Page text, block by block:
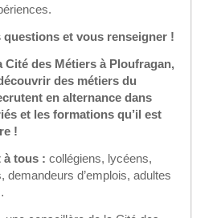
questions et vous renseigner !
Cité des Métiers à Ploufragan,
des métiers du
en alternance dans
et les formations qu’il est
!
à tous : collégiens, lycéens,
demandeurs d’emplois, adultes